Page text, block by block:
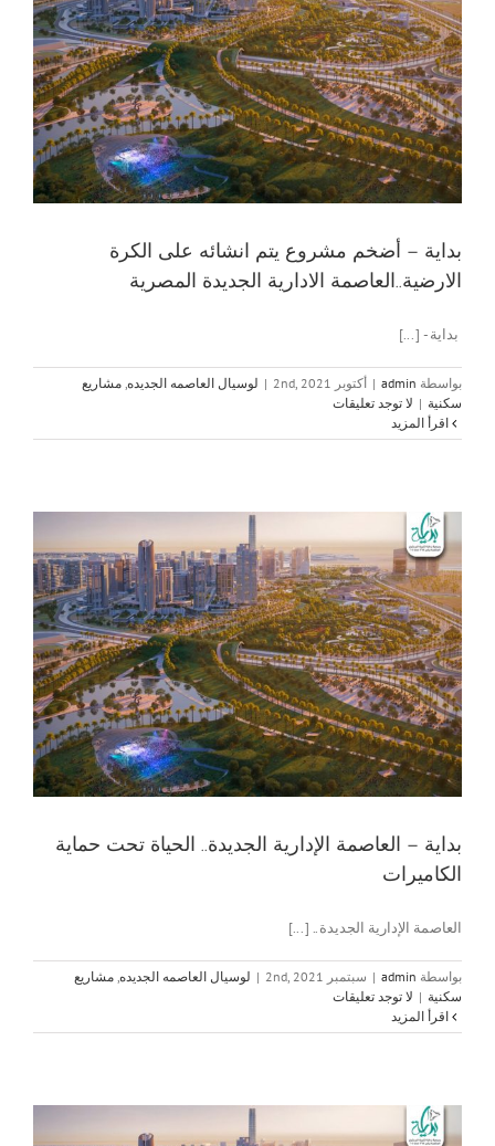
بداية – أضخم مشروع يتم انشائه على الكرة
الارضية..العاصمة الادارية الجديدة المصرية
بداية - [...]
بواسطة admin
| أكتوبر 2nd, 2021 | لوسيال العاصمه الجديده, مشاريع
سكنية | لا توجد تعليقات
بداية – العاصمة الإدارية الجديدة.. الحياة تحت حماية
الكاميرات
العاصمة الإدارية الجديدة.. [...]
بواسطة admin
| سبتمبر 2nd, 2021 | لوسيال العاصمه الجديده, مشاريع
سكنية | لا توجد تعليقات